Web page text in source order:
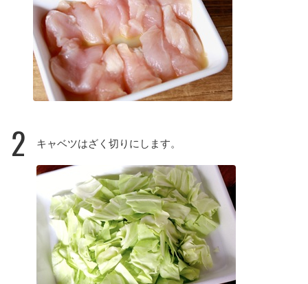
2 キャベツはざく切りにします。